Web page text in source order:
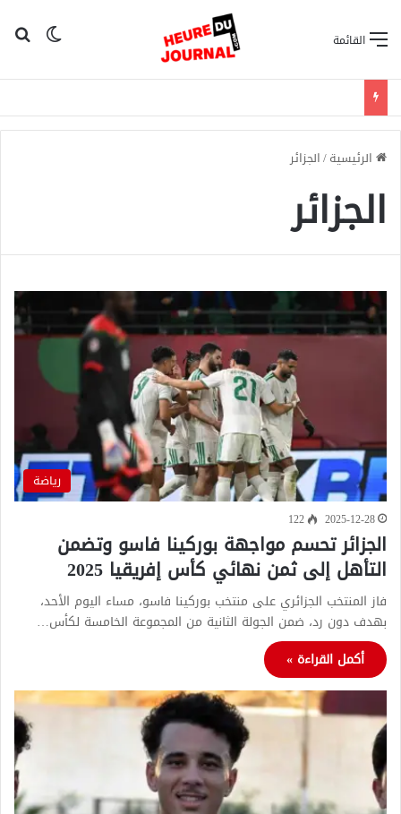
القائمة
الرئيسية/الجزائر
الجزائر
رياضة
2025-12-28
122
الجزائر تحسم مواجهة بوركينا فاسو وتضمن
التأهل إلى ثمن نهائي كأس إفريقيا 2025
فاز المنتخب الجزائري على منتخب بوركينا فاسو، مساء اليوم الأحد،
بهدف دون رد، ضمن الجولة الثانية من المجموعة الخامسة لكأس…
أكمل القراءة »